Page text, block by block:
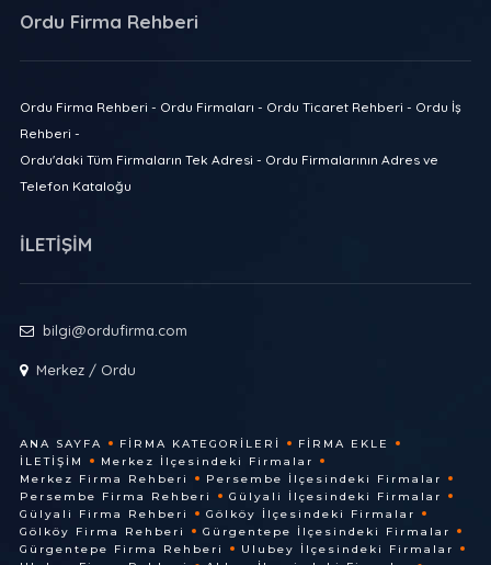
Ordu Firma Rehberi
Ordu Firma Rehberi - Ordu Firmaları - Ordu Ticaret Rehberi - Ordu İş
Rehberi -
Ordu'daki Tüm Firmaların Tek Adresi - Ordu Firmalarının Adres ve
Telefon Kataloğu
İLETİŞİM
bilgi@ordufirma.com
Merkez / Ordu
ANA SAYFA FIRMA KATEGORILERI
FIRMA EKLE
İLETIŞIM
Merkez İlçesindeki Firmalar
Merkez Firma Rehberi
Persembe İlçesindeki Firmalar
Persembe Firma Rehberi
Gülyali İlçesindeki Firmalar
Gülyali Firma Rehberi
Gölköy İlçesindeki Firmalar
Gölköy Firma Rehberi
Gürgentepe İlçesindeki Firmalar
Gürgentepe Firma Rehberi
Ulubey İlçesindeki Firmalar